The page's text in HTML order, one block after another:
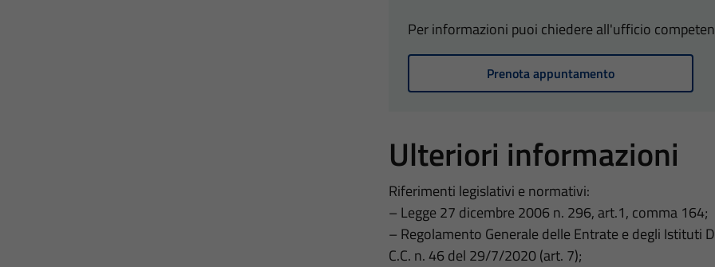
Per informazioni puoi chiedere all'ufficio
Prenota appuntamento
Ulteriori informazioni
Riferimenti legislativi e normativi:
– Legge 27 dicembre 2006 n. 296, art.1, comma 164;
– Regolamento Generale delle Entrate e degli Istituti
C.C. n. 46 del 29/7/2020 (art. 7);